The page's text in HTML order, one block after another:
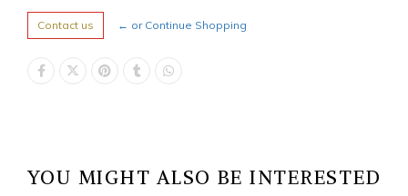
Contact us ← or Continue Shopping
YOU MIGHT ALSO BE INTERESTED